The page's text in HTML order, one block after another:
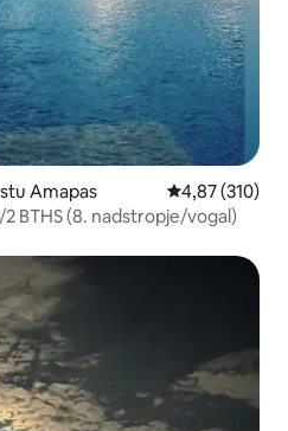
Amapas Povprečna
4,87 (310)
2 BTHS (8. nadstropje/vogal)